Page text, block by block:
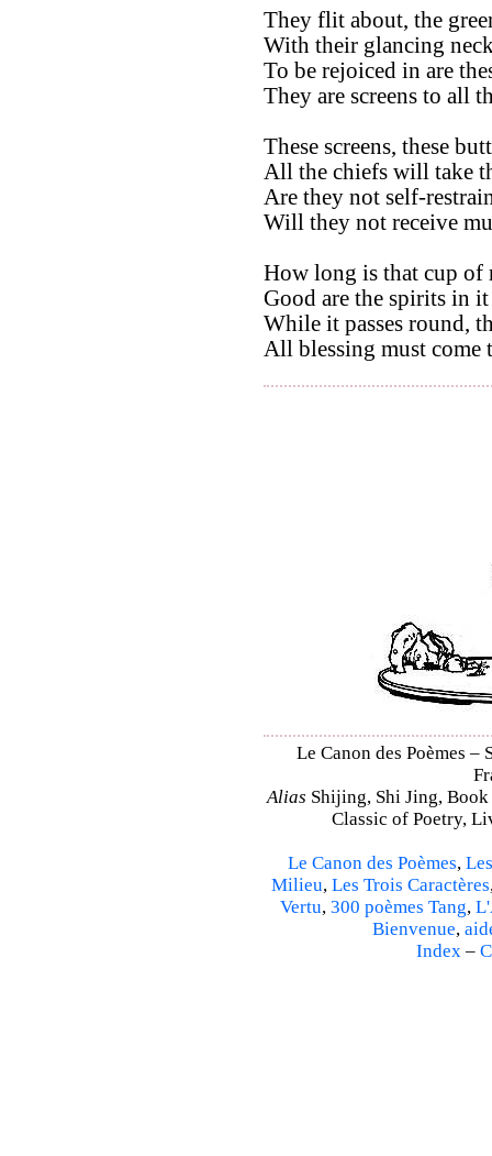
They flit about, the
With their glancing
To be rejoiced in are
They are screens to all
These screens, these
All the chiefs will take
Are they not self-
Will they not receive
How long is that cup of
Good are the spirits in
While it passes round,
All blessing must come
Le Canon des Poèmes
Alias Shijing, Shi Jing,
Classic of Poetry,
Le Canon des Poèmes,
Milieu, Les Trois Caractères
Vertu, 300 poèmes Tang,
Bienvenue,
Index–